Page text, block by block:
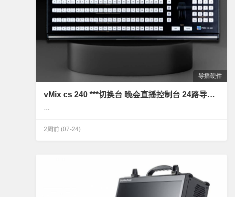
导播硬件
vMix cs 240 ***切换台 晚会直播控制台 24路导播台 虚拟演播室 一键录制
…
2周前 (07-24)